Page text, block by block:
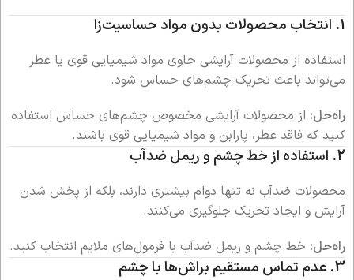
1. انتخاب محصولات بدون مواد حساسیت‌زا
استفاده از محصولات آرایشی حاوی مواد شیمیایی قوی یا عطر
می‌تواند باعث تحریک چشم‌های حساس شود.
راه‌حل: از محصولات آرایشی مخصوص چشم‌های حساس استفاده
کنید که فاقد عطر، پارابن و مواد شیمیایی قوی باشند.
2. استفاده از خط چشم و ریمل ضدآب
محصولات ضدآب نه تنها دوام بیشتری دارند، بلکه از پخش شدن
آرایش و ایجاد تحریک جلوگیری می‌کنند.
راه‌حل: خط چشم و ریمل ضدآب با فرمول‌های ملایم انتخاب کنید.
3. عدم تماس مستقیم براش‌ها با چشم